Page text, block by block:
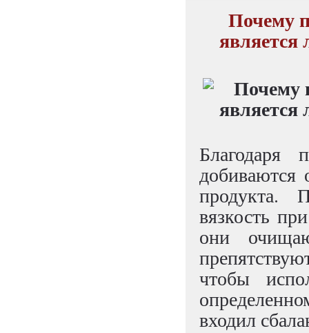
Почему
Благодаря
добиваются
продукта.
вязкость
они
чтобы
входил